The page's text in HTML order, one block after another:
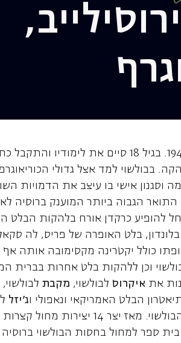
ולדימיר,
וסילייב,
נולד ברוסיה בשנת 1940. בגיל 18 סיים
בבולשוי למד אצל גדולי
וסגנון אישי בו עיצב את הדמויות
הגבוה ביותר המוענק ברוסיה
להופיע כרקדן אורח בלהקות הבלט
בלונדון, בלט האופרה של פריס, לה
וכן ללהקות בלט אחרות בברית
אתאיקרוס לבולשוי, מקבת
הבלט האמריקאי ונאפולי וג'יזל
ספר למחול בחסות הבולשוי ברוסיה